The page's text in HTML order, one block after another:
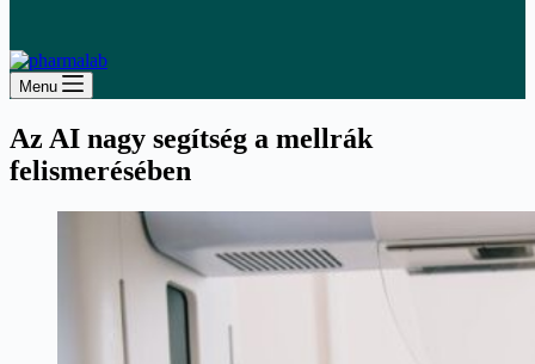
Menu
Az AI nagy segítség a mellrák
felismerésében